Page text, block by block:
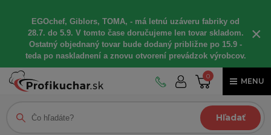
EGOchef, Giblors, TOMA, - má letnú uzáveru fabriky od
28.7. do 5.9. V tomto čase doručujeme len tovar skladom.
Ostatný objednaný tovar bude dodaný približne po 15.9 -
teda po naskladnení a znovu otvorení prevádzok výrobcov.
×
0
MENU
Hľadať